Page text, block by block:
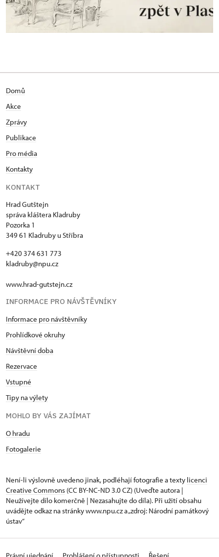
Domů
Akce
Zprávy
Publikace
Pro média
Kontakty
KONTAKT
Hrad Gutštejn
správa kláštera Kladruby
Pozorka 1
349 61 Kladruby u Stříbra
+420 374 631 773
kladruby@npu.cz
www.hrad-gutstejn.cz
INFORMACE PRO NÁVŠTĚVNÍKY
Informace pro návštěvníky
Prohlídkové okruhy
Návštěvní doba
Rezervace
Vstupné
Tipy na výlety
MOHLO BY VÁS ZAJÍMAT
O hradu
Fotogalerie
Není-li výslovně uvedeno jinak, podléhají fotografie a texty licenci
Creative Commons (CC BY-NC-ND 3.0 CZ) (Uveďte autora |
Neužívejte dílo komerčně | Nezasahujte do díla). Při užití obsahu
uvádějte odkaz na stránky www.npu.cz a „zdroj: Národní památkový
ústav“